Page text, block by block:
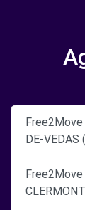
DE-VEDAS
Free2Move